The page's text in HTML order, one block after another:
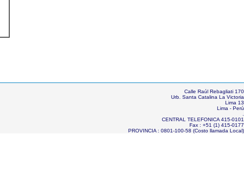
Calle Raúl Rebagliati 170
Urb. Santa Catalina La Victoria
Lima 13
Lima - Perú
CENTRAL TELEFONICA 415-0101
Fax : +51 (1) 415-0177
PROVINCIA : 0801-100-58 (Costo llamada Local)